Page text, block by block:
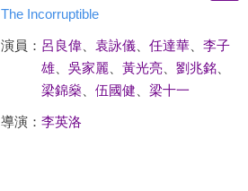
The Incorruptible
演員： 呂良偉、 袁詠儀、 任達華、 李子
雄、 吳家麗 黃光亮、 劉兆銘、
梁錦燊、 伍國健 梁十一
導演： 李英洛